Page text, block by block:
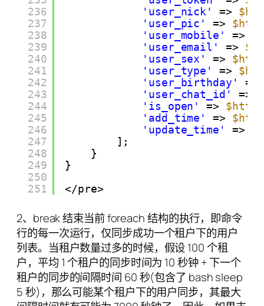
236
237
238
239
240
241
242
243
244
245
246
247
248
249
250
251
'user_nick'
=>
'user_pic'
=>
'user_mobile'
=>
'user_email'
=>
'user_sex'
=>
'user_type'
=>
'user_birthday'
=>
'user_chat_id'
=>
'is_open'
=>
'add_time'
=>
'update_time'
=>
];
}
}
</pre>
2、break 结束当前 foreach 结构的执行，即命令
行的每一次运行，仅同步成功一个租户下的用户
列表。当租户数量过多的时候，假设 100 个租
户，平均 1 个租户的同步时间为 10 秒钟 + 下一个
租户的同步的间隔时间 60 秒(包含了 bash sleep
5 秒)，那么可能某个租户下的用户同步，其最大